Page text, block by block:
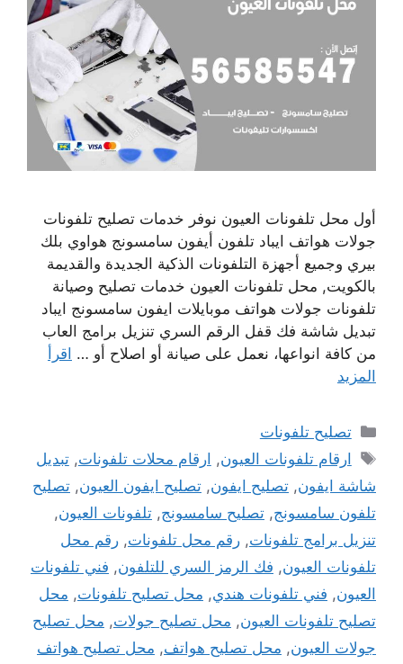
أول محل تلفونات العيون نوفر خدمات تصليح تلفونات
جولات هواتف ايباد تلفون أيفون سامسونج هواوي بلك
بيري وجميع أجهزة التلفونات الذكية الجديدة والقديمة
بالكويت, محل تلفونات العيون خدمات تصليح وصيانة
تلفونات جولات هواتف موبايلات ايفون سامسونج ايباد
تبديل شاشة فك قفل الرقم السري تنزيل برامج العاب
من كافة انواعها، نعمل على صيانة أو اصلاح أو … اقرأ
المزيد
التصنيفات
تصليح تلفونات
الوسوم
ارقام تلفونات العيون, ارقام محلات تلفونات,تبديل
شاشة ايفون, تصليح ايفون, تصليح ايفون العيون, تصليح
تلفون سامسونج, تصليح سامسونج, تلفونات العيون,
تنزيل برامج تلفونات, رقم محل تلفونات, رقم محل
تلفونات العيون, فك الرمز السري للتلفون, فني تلفونات
العيون, فني تلفونات هندي, محل تصليح تلفونات, محل
تصليح تلفونات العيون, محل تصليح جولات, محل تصليح
جولات العيون, محل تصليح هواتف, محل تصليح هواتف